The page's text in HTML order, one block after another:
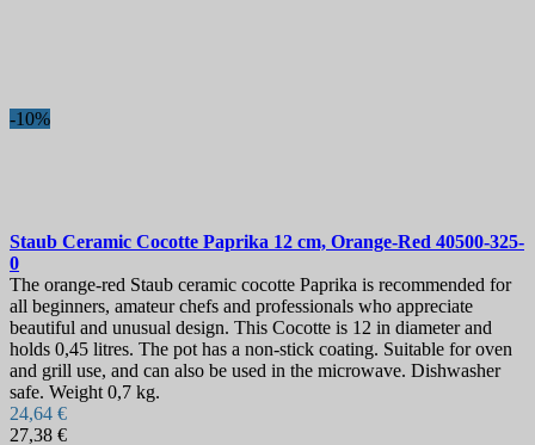
-10%
Staub Ceramic Cocotte Paprika 12 cm, Orange-Red 40500-325-
0
The orange-red Staub ceramic cocotte Paprika is recommended for
all beginners, amateur chefs and professionals who appreciate
beautiful and unusual design. This Cocotte is 12 in diameter and
holds 0,45 litres. The pot has a non-stick coating. Suitable for oven
and grill use, and can also be used in the microwave. Dishwasher
safe. Weight 0,7 kg.
24,64 €
27,38 €